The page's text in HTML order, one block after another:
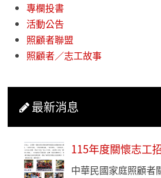
專欄投書
活動公告
照顧者聯盟
照顧者／志工故事
最新消息
115年度關懷志工
中華民國家庭照顧者